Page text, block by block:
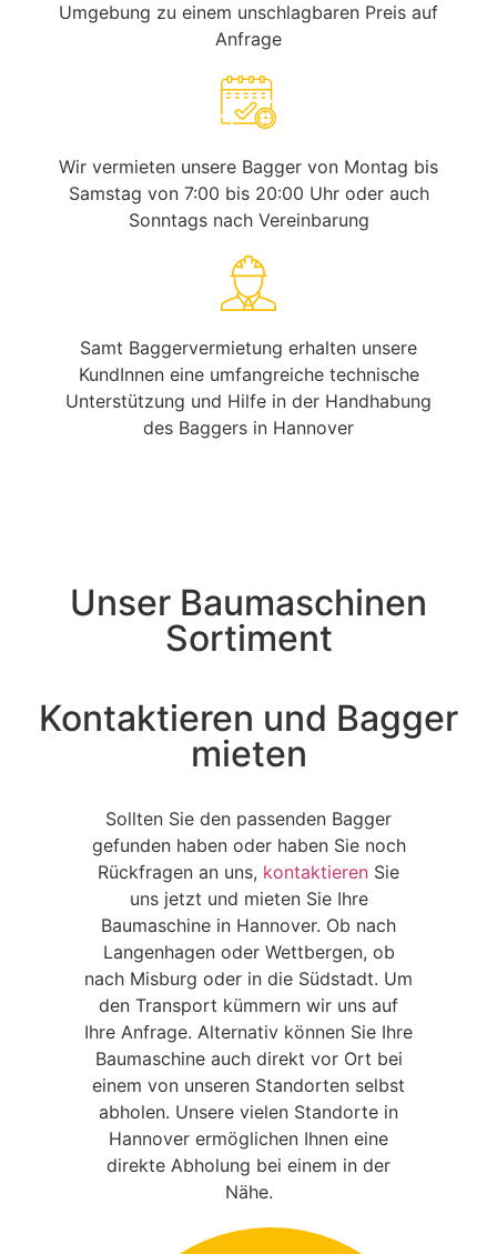
Umgebung zu einem unschlagbaren Preis auf
Anfrage
Wir vermieten unsere Bagger von Montag bis
Samstag von 7:00 bis 20:00 Uhr oder auch
Sonntags nach Vereinbarung
Samt Baggervermietung erhalten unsere
KundInnen eine umfangreiche technische
Unterstützung und Hilfe in der Handhabung
des Baggers in Hannover
Unser Baumaschinen
Sortiment
Kontaktieren und Bagger
mieten
Sollten Sie den passenden Bagger
gefunden haben oder haben Sie noch
Rückfragen an uns, kontaktieren Sie
uns jetzt und mieten Sie Ihre
Baumaschine in Hannover. Ob nach
Langenhagen oder Wettbergen, ob
nach Misburg oder in die Südstadt. Um
den Transport kümmern wir uns auf
Ihre Anfrage. Alternativ können Sie Ihre
Baumaschine auch direkt vor Ort bei
einem von unseren Standorten selbst
abholen. Unsere vielen Standorte in
Hannover ermöglichen Ihnen eine
direkte Abholung bei einem in der
Nähe.